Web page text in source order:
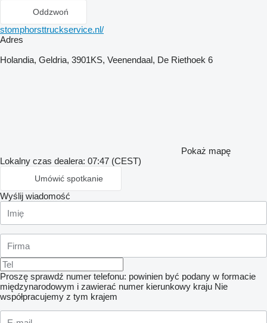
Oddzwoń
stomphorsttruckservice.nl/
Adres
Holandia, Geldria, 3901KS, Veenendaal, De Riethoek 6
Pokaż mapę
Lokalny czas dealera: 07:47 (CEST)
Umówić spotkanie
Wyślij wiadomość
Proszę sprawdź numer telefonu: powinien być podany w formacie
międzynarodowym i zawierać numer kierunkowy kraju Nie
współpracujemy z tym krajem